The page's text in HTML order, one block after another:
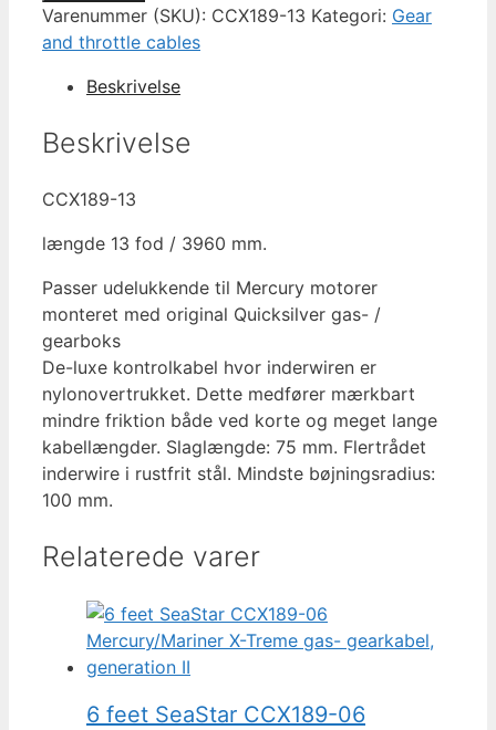
SeaStar
CCX189-
Mercury/Mariner
Treme
gearkabel,
II
antal
Varenummer (SKU): CCX189-13 Kategori: Gear
and throttle cables
Beskrivelse
Beskrivelse
CCX189-13
længde 13 fod / 3960 mm.
Passer udelukkende til Mercury motorer
monteret med original Quicksilver gas- /
gearboks
De-luxe kontrolkabel hvor inderwiren er
nylonovertrukket. Dette medfører mærkbart
mindre friktion både ved korte og meget lange
kabellængder. Slaglængde: 75 mm. Flertrådet
inderwire i rustfrit stål. Mindste bøjningsradius:
100 mm.
Relaterede varer
6 feet SeaStar CCX189-06